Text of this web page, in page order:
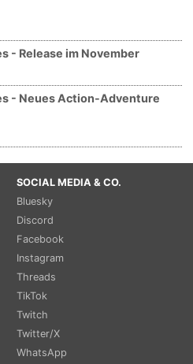
- Release im November
- Neues Action-Adventure
SOCIAL MEDIA & CO.
Bluesky
Discord
Facebook
Instagram
Threads
TikTok
Twitch
Twitter/X
WhatsApp